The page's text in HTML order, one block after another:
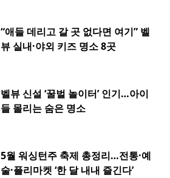
“애들 데리고 갈 곳 없다면 여기” 벨
뷰 실내·야외 키즈 명소 8곳
벨뷰 신설 ‘꿀벌 놀이터’ 인기…아이
들 몰리는 숨은 명소
5월 워싱턴주 축제 총정리…전통·예
술·플리마켓 ‘한 달 내내 즐긴다’